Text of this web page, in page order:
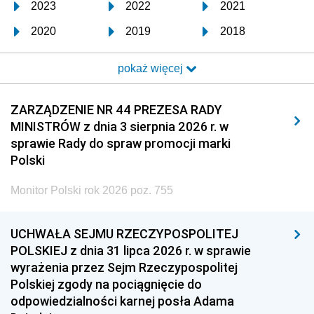
2023 2022 2021
2020 2019 2018
2017 2016 2015
2014 2013 2012
2011 2010 2009
2008 2007 2006
2005
1996 1995 1994
1993 1992 1991
1990 1989
1987 1986 1985
pokaż więcej
ZARZĄDZENIE NR 44 PREZESA RADY
MINISTRÓW z dnia 3 sierpnia 2026 r. w
sprawie Rady do spraw promocji marki
Polski
Monitor Polski rok 2026 poz. 755
UCHWAŁA SEJMU RZECZYPOSPOLITEJ
POLSKIEJ z dnia 31 lipca 2026 r. w sprawie
wyrażenia przez Sejm Rzeczypospolitej
Polskiej zgody na pociągnięcie do
odpowiedzialności karnej posła Adama